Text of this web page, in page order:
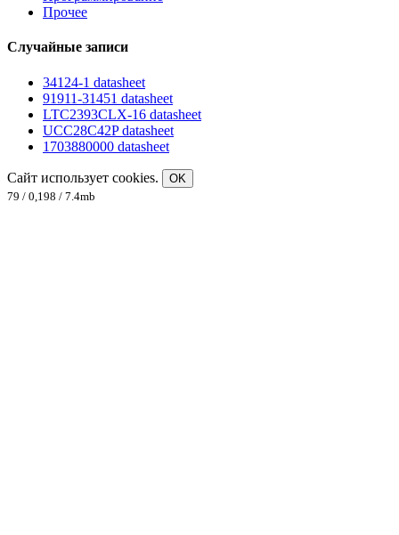
Прочее
Случайные записи
34124-1 datasheet
91911-31451 datasheet
LTC2393CLX-16 datasheet
UCC28C42P datasheet
1703880000 datasheet
Сайт использует cookies.
OK
79 / 0,198 / 7.4mb